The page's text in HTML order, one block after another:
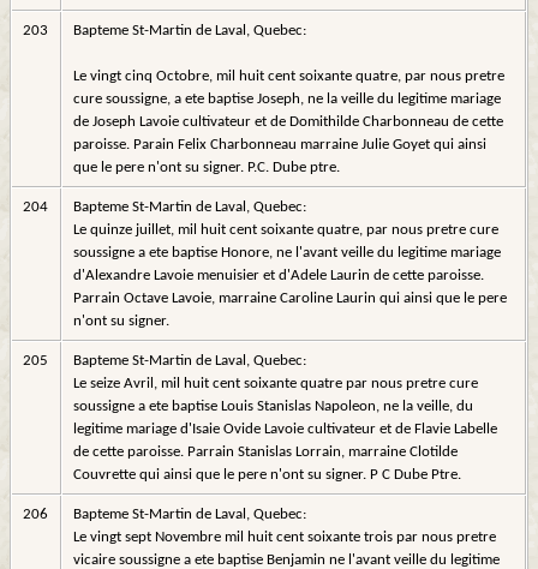
203 Bapteme St-Martin de Laval, Quebec:
Le vingt cinq Octobre, mil huit cent soixante quatre, par nous pretre
cure soussigne, a ete baptise Joseph, ne la veille du legitime mariage
de Joseph Lavoie cultivateur et de Domithilde Charbonneau de cette
paroisse. Parain Felix Charbonneau marraine Julie Goyet qui ainsi
que le pere n'ont su signer. P.C. Dube ptre.
204
Bapteme St-Martin de Laval, Quebec:
Le quinze juillet, mil huit cent soixante quatre, par nous pretre cure
soussigne a ete baptise Honore, ne l'avant veille du legitime mariage
d'Alexandre Lavoie menuisier et d'Adele Laurin de cette paroisse.
Parrain Octave Lavoie, marraine Caroline Laurin qui ainsi que le pere
n'ont su signer.
205
Bapteme St-Martin de Laval, Quebec:
Le seize Avril, mil huit cent soixante quatre par nous pretre cure
soussigne a ete baptise Louis Stanislas Napoleon, ne la veille, du
legitime mariage d'Isaie Ovide Lavoie cultivateur et de Flavie Labelle
de cette paroisse. Parrain Stanislas Lorrain, marraine Clotilde
Couvrette qui ainsi que le pere n'ont su signer. P C Dube Ptre.
206
Bapteme St-Martin de Laval, Quebec:
Le vingt sept Novembre mil huit cent soixante trois par nous pretre
vicaire soussigne a ete baptise Benjamin ne l'avant veille du legitime